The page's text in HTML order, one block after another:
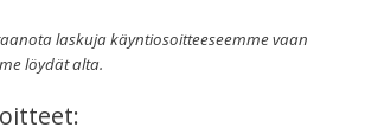
laskuja käyntiosoitteeseemme vaan
löydät alta.